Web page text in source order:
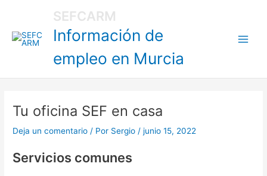
contenido
SEFCARM
Información de
empleo en Murcia
Tu oficina SEF en casa
Deja un comentario / Por Sergio/junio 15, 2022
Servicios comunes